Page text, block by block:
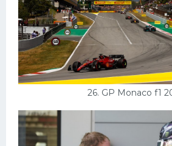
26. GP Monaco f1